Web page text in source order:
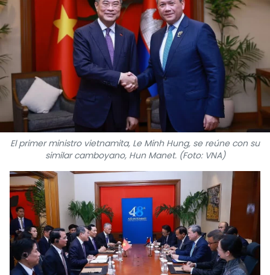
DEPORTES
VIAJES
PUENTE DE AMISTAD
HISTORIAS MULTIMEDIA
FOTOGRAFÍA
¿QUIÉNES SOMOS?
TIẾNG VIỆT
ENGLISH
中文
El primer ministro vietnamita, Le Minh Hung, se reúne con su
similar camboyano, Hun Manet. (Foto: VNA)